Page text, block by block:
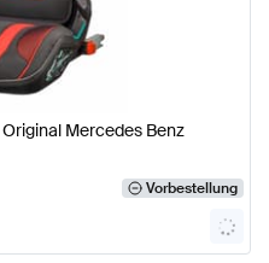
Mercedes Benz
Vorbestellung